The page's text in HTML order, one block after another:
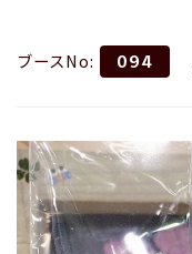
ブースNo: 094